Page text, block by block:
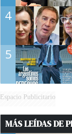
4
5
Espacio Publicitario
MÁS LEÍDAS DE